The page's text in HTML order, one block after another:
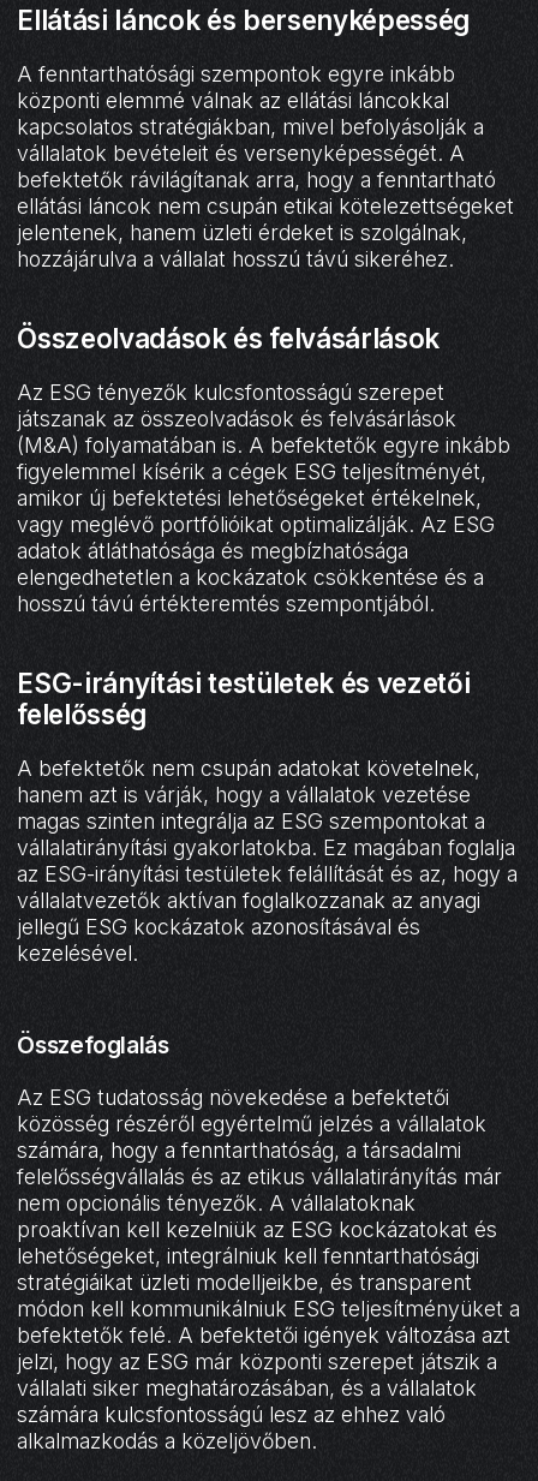
Ellátási láncok és bersenyképesség
A fenntarthatósági szempontok egyre inkább
központi elemmé válnak az ellátási láncokkal
kapcsolatos stratégiákban, mivel befolyásolják a
vállalatok bevételeit és versenyképességét. A
befektetők rávilágítanak arra, hogy a fenntartható
ellátási láncok nem csupán etikai kötelezettségeket
jelentenek, hanem üzleti érdeket is szolgálnak,
hozzájárulva a vállalat hosszú távú sikeréhez.
Összeolvadások és felvásárlások
Az ESG tényezők kulcsfontosságú szerepet
játszanak az összeolvadások és felvásárlások
(M&A) folyamatában is. A befektetők egyre inkább
figyelemmel kísérik a cégek ESG teljesítményét,
amikor új befektetési lehetőségeket értékelnek,
vagy meglévő portfólióikat optimalizálják. Az ESG
adatok átláthatósága és megbízhatósága
elengedhetetlen a kockázatok csökkentése és a
hosszú távú értékteremtés szempontjából.
ESG-irányítási testületek és vezetői
felelősség
A befektetők nem csupán adatokat követelnek,
hanem azt is várják, hogy a vállalatok vezetése
magas szinten integrálja az ESG szempontokat a
vállalatirányítási gyakorlatokba. Ez magában foglalja
az ESG-irányítási testületek felállítását és az, hogy a
vállalatvezetők aktívan foglalkozzanak az anyagi
jellegű ESG kockázatok azonosításával és
kezelésével.
Összefoglalás
Az ESG tudatosság növekedése a befektetői
közösség részéről egyértelmű jelzés a vállalatok
számára, hogy a fenntarthatóság, a társadalmi
felelősségvállalás és az etikus vállalatirányítás már
nem opcionális tényezők. A vállalatoknak
proaktívan kell kezelniük az ESG kockázatokat és
lehetőségeket, integrálniuk kell fenntarthatósági
stratégiáikat üzleti modelljeikbe, és transparent
módon kell kommunikálniuk ESG teljesítményüket a
befektetők felé. A befektetői igények változása azt
jelzi, hogy az ESG már központi szerepet játszik a
vállalati siker meghatározásában, és a vállalatok
számára kulcsfontosságú lesz az ehhez való
alkalmazkodás a közeljövőben.